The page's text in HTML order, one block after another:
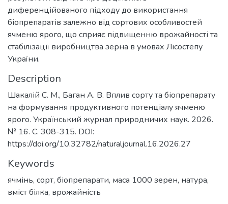
диференційованого підходу до використання
біопрепаратів залежно від сортових особливостей
ячменю ярого, що сприяє підвищенню врожайності та
стабілізації виробництва зерна в умовах Лісостепу
України.
Description
Шакалій С. М., Баган А. В. Вплив сорту та біопрепарату
на формування продуктивного потенціалу ячменю
ярого. Український журнал природничих наук. 2026.
№ 16. С. 308-315. DOI:
https://doi.org/10.32782/naturaljournal.16.2026.27
Keywords
ячмінь, сорт, біопрепарати, маса 1000 зерен, натура,
вміст білка, врожайність